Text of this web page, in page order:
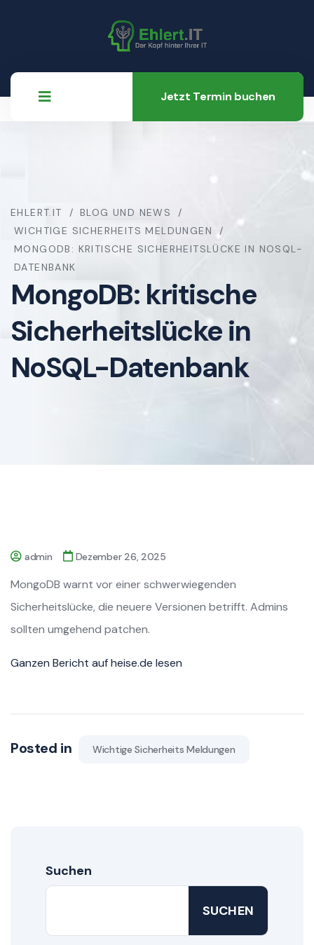
Jetzt Termin buchen
EHLERT.IT
BLOG UND NEWS
WICHTIGE SICHERHEITS MELDUNGEN
MONGODB: KRITISCHE SICHERHEITSLÜCKE IN NOSQL-
DATENBANK
MongoDB: kritische
Sicherheitslücke in
NoSQL-Datenbank
admin Dezember 26, 2025
MongoDB warnt vor einer schwerwiegenden
Sicherheitslücke, die neuere Versionen betrifft. Admins
sollten umgehend patchen.
Ganzen Bericht auf heise.de lesen
Posted in Wichtige Sicherheits Meldungen
Suchen
SUCHEN